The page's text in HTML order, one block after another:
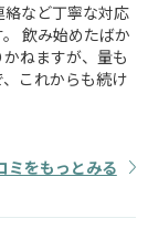
など丁寧な対応
飲み始めたばか
ねますが、量も
これからも続け
ミをもっとみる